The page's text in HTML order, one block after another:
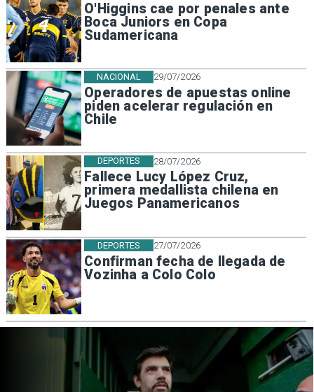
O'Higgins cae por penales ante
Boca Juniors en Copa
Sudamericana
29/07/2026
Operadores de apuestas online
piden acelerar regulación en
Chile
NACIONAL
28/07/2026
Fallece Lucy López Cruz,
primera medallista chilena en
Juegos Panamericanos
DEPORTES
27/07/2026
Confirman fecha de llegada de
Vozinha a Colo Colo
DEPORTES